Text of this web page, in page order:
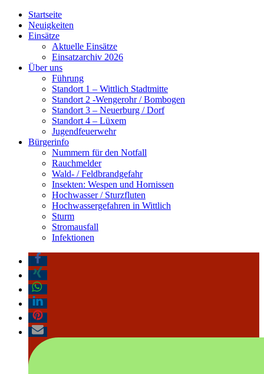
Startseite
Neuigkeiten
Einsätze
Aktuelle Einsätze
Einsatzarchiv 2026
Über uns
Führung
Standort 1 – Wittlich Stadtmitte
Standort 2 -Wengerohr / Bombogen
Standort 3 – Neuerburg / Dorf
Standort 4 – Lüxem
Jugendfeuerwehr
Bürgerinfo
Nummern für den Notfall
Rauchmelder
Wald- / Feldbrandgefahr
Insekten: Wespen und Hornissen
Hochwasser / Sturzfluten
Hochwassergefahren in Wittlich
Sturm
Stromausfall
Infektionen